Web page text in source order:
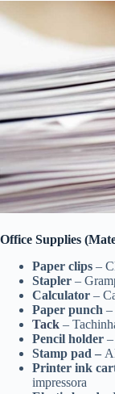
Office Supplies
Paper clips –
Stapler –
Calculator –
Paper punch –
Tack –
Pencil holder
Stamp pad –
Printer ink
impressora